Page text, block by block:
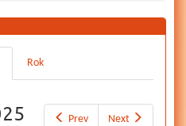
(aktivní
záložka)
Rok
Prev Next